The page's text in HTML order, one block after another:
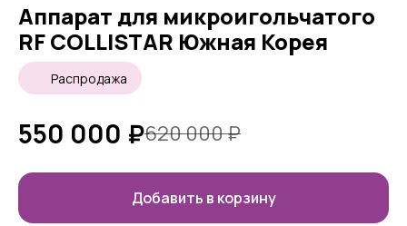
Аппарат для микроигольчатого
RF COLLISTAR Южная Корея
Распродажа
550 000 ₽620 000₽
Добавить в корзину